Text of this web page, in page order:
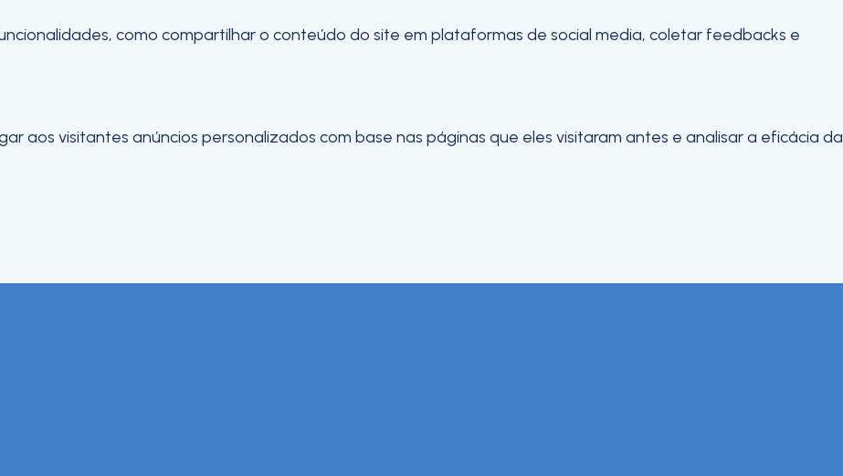
como compartilhar o conteúdo do site em plataformas de social media, coletar feedbacks e
aos visitantes anúncios personalizados com base nas páginas que eles visitaram antes e analisar a eficácia da